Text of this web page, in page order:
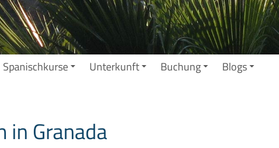
Spanischkurse Unterkunft Buchung Blogs
in Granada